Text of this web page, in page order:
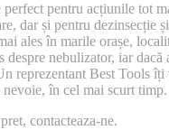
pentru acțiunile tot
dar și pentru dezinsecție
ales în marile orașe,
despre nebulizator, iar dacă
reprezentant Best Tools
în cel mai scurt timp.
contacteaza-ne.